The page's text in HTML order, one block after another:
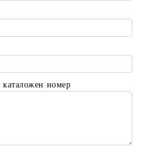
номер